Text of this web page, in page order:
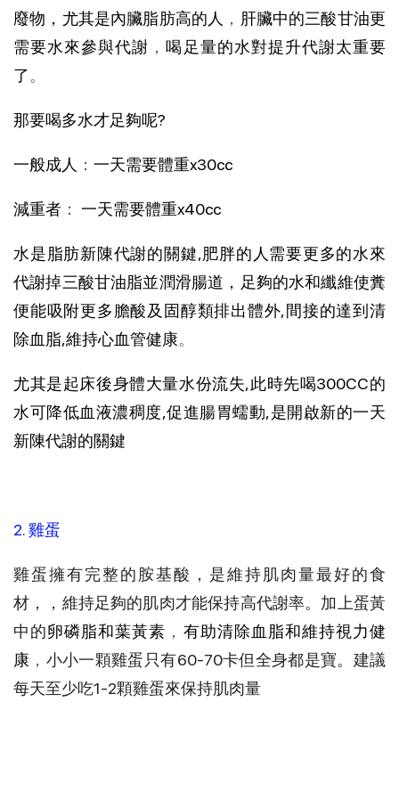
廢物，尤其是內臟脂肪高的人 ， 肝臟中的三酸甘油更
需要水來參與代謝 ，喝足量的水對提升代謝太重要
了。
那要喝多水才足夠呢?
一般成人 ： 一天需要體重x30cc
減重者 ： 一天需要體重x40cc
水是脂肪新陳代謝的關鍵,肥胖的人需要更多的水來
代謝掉三酸甘油脂並潤滑腸道，足夠的水和纖維使糞
便能吸附更多膽酸及固醇類排出體外,間接的達到清
除血脂,維持心血管健康。
尤其是起床後身體大量水份流失,此時先喝300CC的
水可降低血液濃稠度,促進腸胃蠕動,是開啟新的一天
新陳代謝的關鍵
2. 雞蛋
雞蛋擁有完整的胺基酸，是維持肌肉量最好的食
材，，維持足夠的肌肉才能保持高代謝率。加上蛋黃
中的卵磷脂和葉黃素 ， 有助清除血脂和維持視力健
康 ， 小小一顆雞蛋只有60-70卡但全身都是寶。建議
每天至少吃1-2顆雞蛋來保持肌肉量